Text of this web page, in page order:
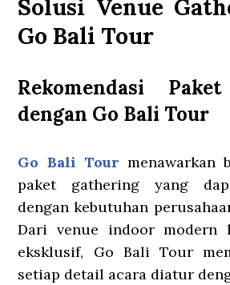
Solusi Venue
Go Bali Tour
Rekomendasi
dengan Go Bali Tour
Go Bali Tour menawarkan
paket gathering yang
dengan kebutuhan
Dari venue indoor modern
eksklusif, Go Bali Tour
setiap detail acara diatur